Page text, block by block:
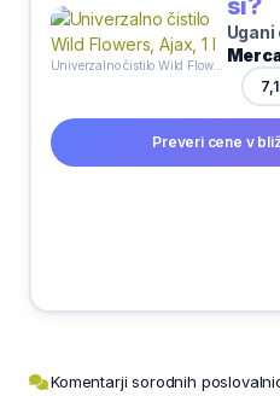
Univerzalno čistilo Wild Flowers, Ajax, 1 l
si?
Preveri cene v
Komentarji sorodnih